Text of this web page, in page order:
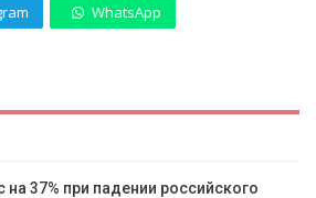
WhatsApp
37% при падении российского